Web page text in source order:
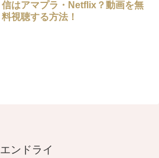
信はアマプラ・Netflix？動画を無
料視聴する方法！
エンドライ